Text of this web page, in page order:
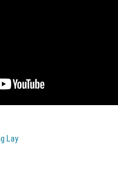
Lay